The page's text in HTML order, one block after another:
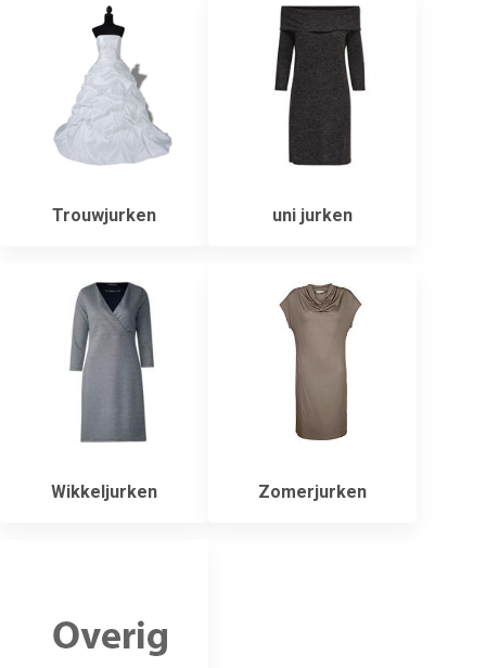
Trouwjurken uni jurken
Wikkeljurken Zomerjurken